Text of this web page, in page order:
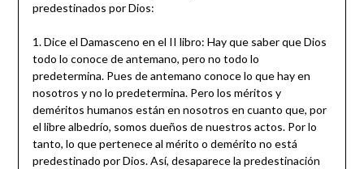
predestinados por Dios:
1. Dice el Damasceno en el II libro: Hay que saber que Dios
todo lo conoce de antemano, pero no todo lo
predetermina. Pues de antemano conoce lo que hay en
nosotros y no lo predetermina. Pero los méritos y
deméritos humanos están en nosotros en cuanto que, por
el libre albedrío, somos dueños de nuestros actos. Por lo
tanto, lo que pertenece al mérito o demérito no está
predestinado por Dios. Así, desaparece la predestinación